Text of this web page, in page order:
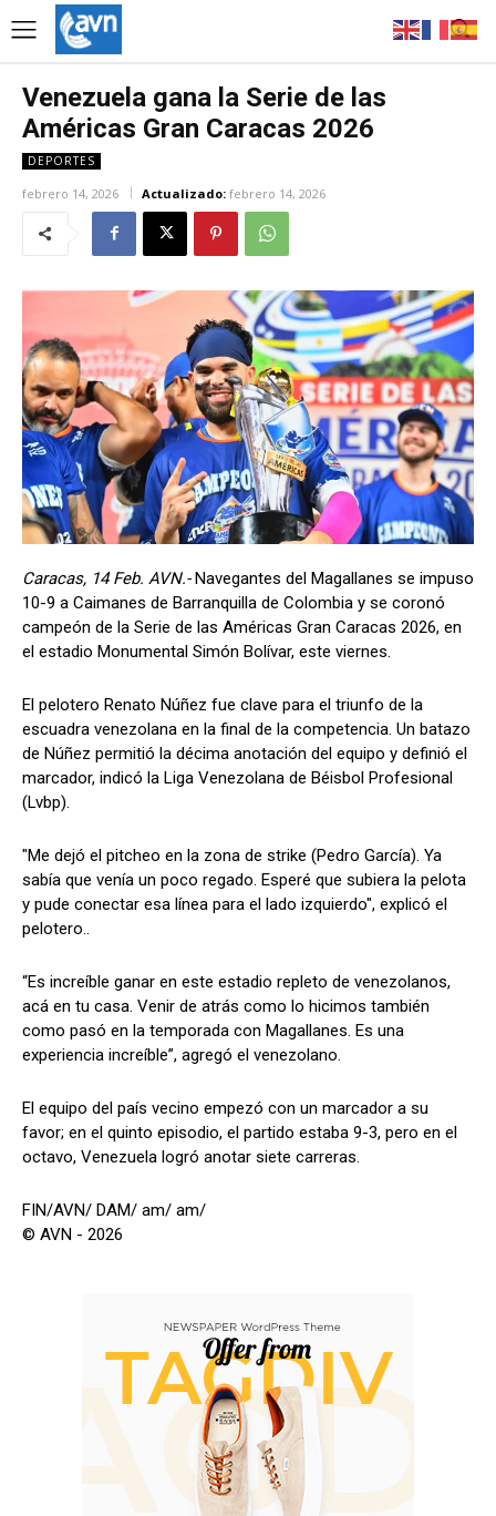
Venezuela gana la Serie de las
Américas Gran Caracas 2026
DEPORTES
febrero 14, 2026 Actualizado: febrero 14, 2026
Caracas, 14 Feb. AVN.- Navegantes del Magallanes se impuso
10-9 a Caimanes de Barranquilla de Colombia y se coronó
campeón de la Serie de las Américas Gran Caracas 2026, en
el estadio Monumental Simón Bolívar, este viernes.
El pelotero Renato Núñez fue clave para el triunfo de la
escuadra venezolana en la final de la competencia. Un batazo
de Núñez permitió la décima anotación del equipo y definió el
marcador, indicó la Liga Venezolana de Béisbol Profesional
(Lvbp).
"Me dejó el pitcheo en la zona de strike (Pedro García). Ya
sabía que venía un poco regado. Esperé que subiera la pelota
y pude conectar esa línea para el lado izquierdo", explicó el
pelotero..
“Es increíble ganar en este estadio repleto de venezolanos,
acá en tu casa. Venir de atrás como lo hicimos también
como pasó en la temporada con Magallanes. Es una
experiencia increíble”, agregó el venezolano.
El equipo del país vecino empezó con un marcador a su
favor; en el quinto episodio, el partido estaba 9-3, pero en el
octavo, Venezuela logró anotar siete carreras.
FIN/AVN/ DAM/ am/ am/
© AVN - 2026